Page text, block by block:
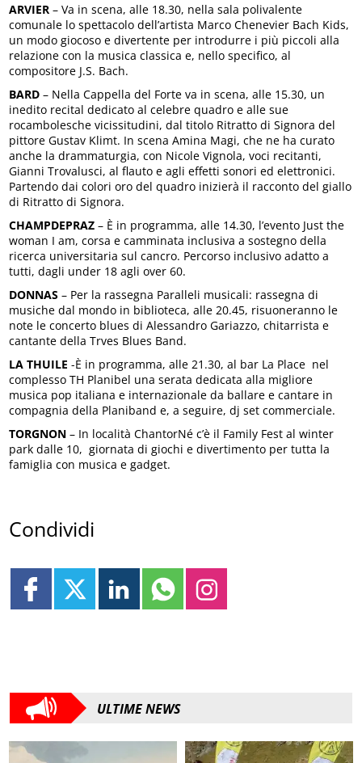
ARVIER – Va in scena, alle 18.30, nella sala polivalente
comunale lo spettacolo dell’artista Marco Chenevier Bach Kids,
un modo giocoso e divertente per introdurre i più piccoli alla
relazione con la musica classica e, nello specifico, al
compositore J.S. Bach.
BARD – Nella Cappella del Forte va in scena, alle 15.30, un
inedito recital dedicato al celebre quadro e alle sue
rocambolesche vicissitudini, dal titolo Ritratto di Signora del
pittore Gustav Klimt. In scena Amina Magi, che ne ha curato
anche la drammaturgia, con Nicole Vignola, voci recitanti,
Gianni Trovalusci, al flauto e agli effetti sonori ed elettronici.
Partendo dai colori oro del quadro inizierà il racconto del giallo
di Ritratto di Signora.
CHAMPDEPRAZ – È in programma, alle 14.30, l’evento Just the
woman I am, corsa e camminata inclusiva a sostegno della
ricerca universitaria sul cancro. Percorso inclusivo adatto a
tutti, dagli under 18 agli over 60.
DONNAS – Per la rassegna Paralleli musicali: rassegna di
musiche dal mondo in biblioteca, alle 20.45, risuoneranno le
note le concerto blues di Alessandro Gariazzo, chitarrista e
cantante della Trves Blues Band.
LA THUILE -È in programma, alle 21.30, al bar La Place nel
complesso TH Planibel una serata dedicata alla migliore
musica pop italiana e internazionale da ballare e cantare in
compagnia della Planiband e, a seguire, dj set commerciale.
TORGNON – In località ChantorNé c’è il Family Fest al winter
park dalle 10, giornata di giochi e divertimento per tutta la
famiglia con musica e gadget.
Condividi
ULTIME NEWS